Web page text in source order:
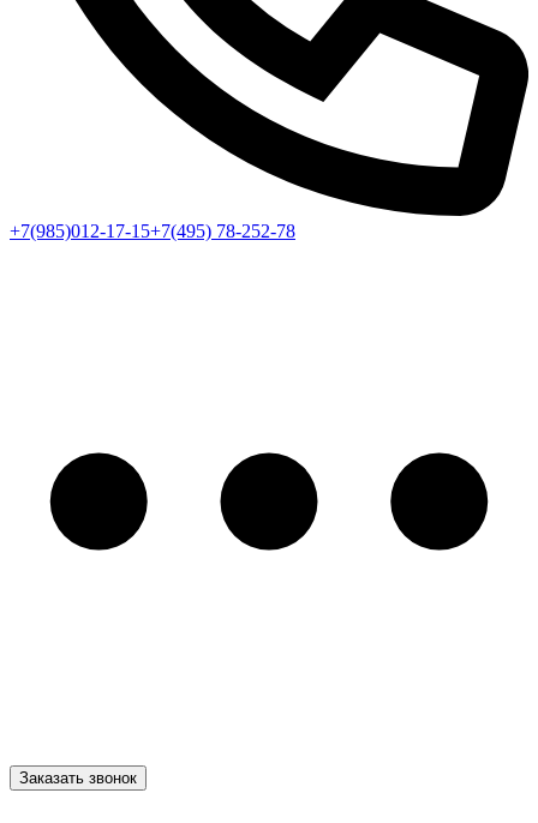
+7(985)012-17-15+7(495) 78-252-78
Заказать звонок